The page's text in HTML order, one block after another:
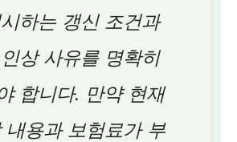
하는 갱신 조건과
상 사유를 명확히
합니다. 만약 현재
내용과 보험료가 부